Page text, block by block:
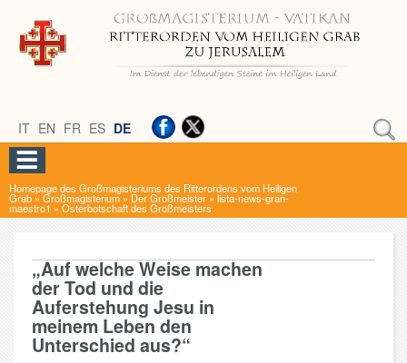
IT EN FR ES DE
Homepage des Großmagisteriums des Ritterordens vom Heiligen
Grab » Großmagisterium» Der Großmeister » lista-news-gran-
maestro1 » Osterbotschaft des Großmeisters
„Auf welche Weise machen
der Tod und die
Auferstehung Jesu in
meinem Leben den
Unterschied aus?“